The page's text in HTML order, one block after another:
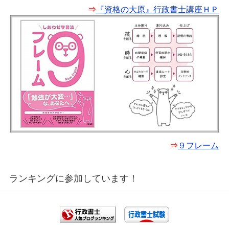
⇒ 『資格の大原』行政書士講座ＨＰ
⇒ ９フレーム
ランキングに参加しています！